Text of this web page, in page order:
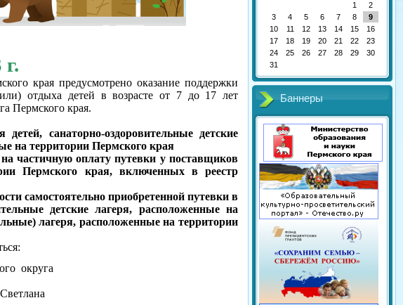
края предусмотрено оказание поддержки
отдыха детей в возрасте от 7 до 17 лет
Пермского края.
санаторно-оздоровительные детские
на территории Пермского края
частичную оплату путевки у поставщиков
Пермского края, включенных в реестр
самостоятельно приобретенной путевки в
детские лагеря, расположенные на
лагеря, расположенные на территории
округа
1
2
3
4 5 6 7 8
9
10
11 12 13 14 15
16
17
18 19 20 21 22
23
24
25 26 27 28 29
30
31
Баннеры